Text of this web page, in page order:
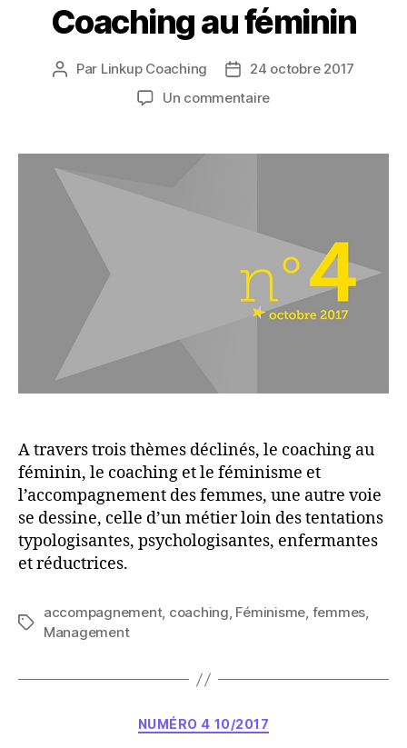
Coaching au féminin
Auteur
Par Linkup Coaching
Date24 octobre 2017
Un commentairesur
féminin
A travers trois thèmes déclinés, le coaching au
féminin, le coaching et le féminisme et
l’accompagnement des femmes, une autre voie
se dessine, celle d’un métier loin des tentations
typologisantes, psychologisantes, enfermantes
et réductrices.
Étiquettes
accompagnement, coaching, Féminisme, femmes,
Management
Catégories
NUMÉRO 4 10/2017